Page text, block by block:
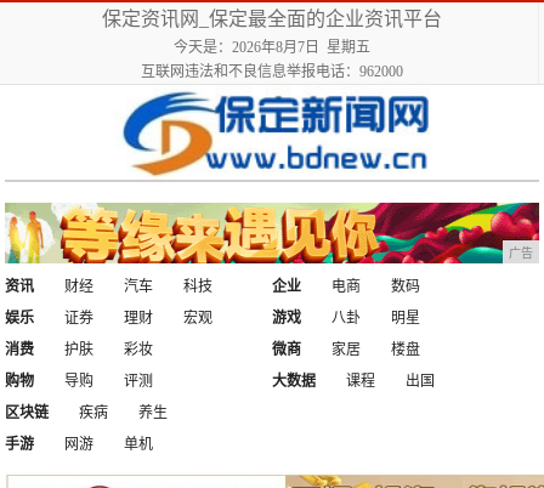
保定资讯网_保定最全面的企业资讯平台
今天是：2026年8月7日 星期五
互联网违法和不良信息举报电话：962000
广告
资讯 财经 汽车
科技
娱乐
证券 理财 宏观
企业 电商
数码
游戏
八卦
明星
消费
护肤
彩妆
购物
导购 评测
微商 家居
楼盘
大数据
课程
出国
区块链
疾病
养生
手游
网游 单机